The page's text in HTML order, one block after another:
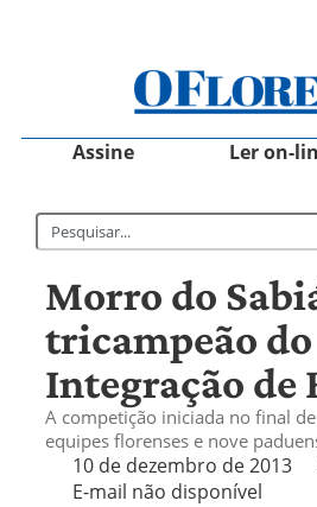
Assine Ler on-
Morro do
tricampeão do
Integração de
A competição iniciada no final
equipes florenses e nove
10 de dezembro de 2013
E-mail não disponível